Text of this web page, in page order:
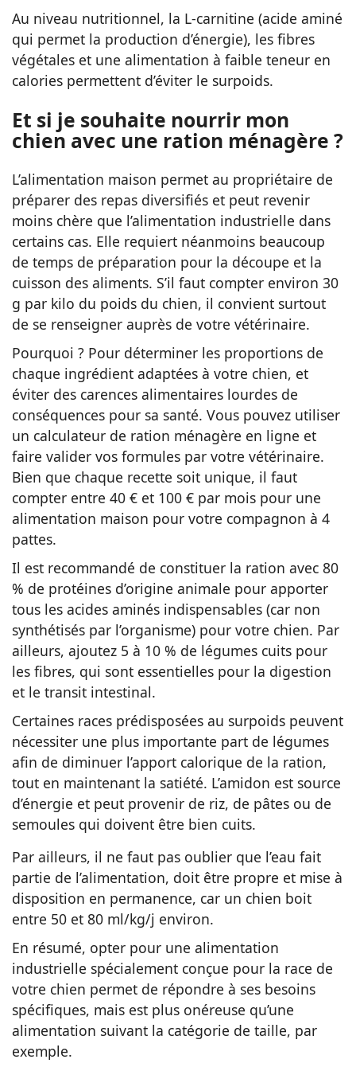
Au niveau nutritionnel, la L-carnitine (acide aminé
qui permet la production d’énergie), les fibres
végétales et une alimentation à faible teneur en
calories permettent d’éviter le surpoids.
Et si je souhaite nourrir mon
chien avec une ration ménagère ?
L’alimentation maison permet au propriétaire de
préparer des repas diversifiés et peut revenir
moins chère que l’alimentation industrielle dans
certains cas. Elle requiert néanmoins beaucoup
de temps de préparation pour la découpe et la
cuisson des aliments. S’il faut compter environ 30
g par kilo du poids du chien, il convient surtout
de se renseigner auprès de votre vétérinaire.
Pourquoi ? Pour déterminer les proportions de
chaque ingrédient adaptées à votre chien, et
éviter des carences alimentaires lourdes de
conséquences pour sa santé. Vous pouvez utiliser
un calculateur de ration ménagère en ligne et
faire valider vos formules par votre vétérinaire.
Bien que chaque recette soit unique, il faut
compter entre 40 € et 100 € par mois pour une
alimentation maison pour votre compagnon à 4
pattes.
Il est recommandé de constituer la ration avec 80
% de protéines d’origine animale pour apporter
tous les acides aminés indispensables (car non
synthétisés par l’organisme) pour votre chien. Par
ailleurs, ajoutez 5 à 10 % de légumes cuits pour
les fibres, qui sont essentielles pour la digestion
et le transit intestinal.
Certaines races prédisposées au surpoids peuvent
nécessiter une plus importante part de légumes
afin de diminuer l’apport calorique de la ration,
tout en maintenant la satiété. L’amidon est source
d’énergie et peut provenir de riz, de pâtes ou de
semoules qui doivent être bien cuits.
Par ailleurs, il ne faut pas oublier que l’eau fait
partie de l’alimentation, doit être propre et mise à
disposition en permanence, car un chien boit
entre 50 et 80 ml/kg/j environ.
En résumé, opter pour une alimentation
industrielle spécialement conçue pour la race de
votre chien permet de répondre à ses besoins
spécifiques, mais est plus onéreuse qu’une
alimentation suivant la catégorie de taille, par
exemple.